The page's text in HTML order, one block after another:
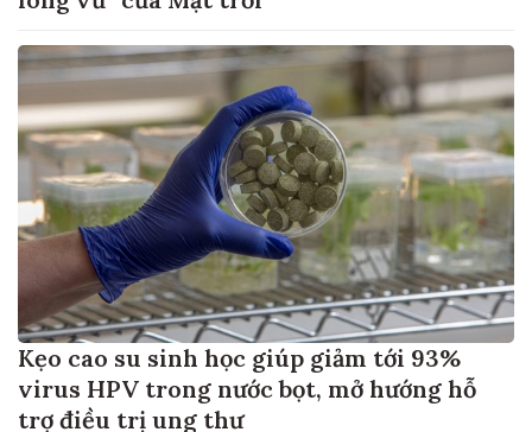
Kẹo cao su sinh học giúp giảm tới 93%
virus HPV trong nước bọt, mở hướng hỗ
trợ điều trị ung thư